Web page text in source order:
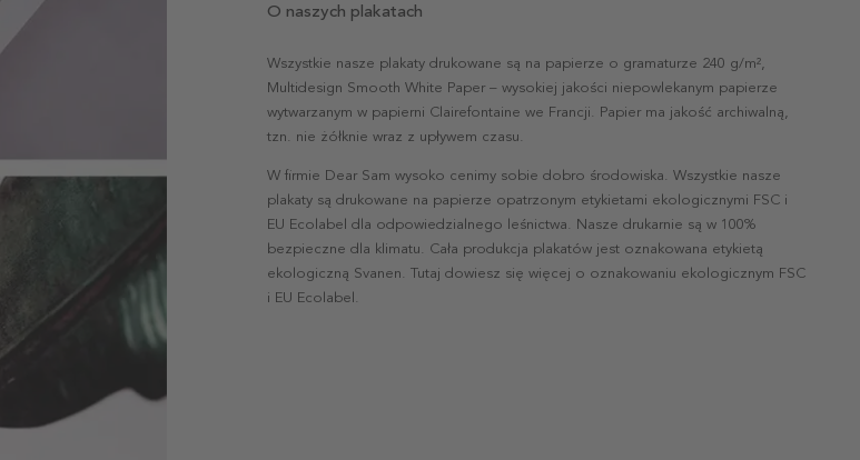
O naszych plakatach
Wszystkie nasze plakaty drukowane są na papierze o gramaturze 240 g/m²,
Multidesign Smooth White Paper – wysokiej jakości niepowlekanym papierze
wytwarzanym w papierni Clairefontaine we Francji. Papier ma jakość archiwalną,
tzn. nie żółknie wraz z upływem czasu.
W firmie Dear Sam wysoko cenimy sobie dobro środowiska. Wszystkie nasze
plakaty są drukowane na papierze opatrzonym etykietami ekologicznymi FSC i
EU Ecolabel dla odpowiedzialnego leśnictwa. Nasze drukarnie są w 100%
bezpieczne dla klimatu. Cała produkcja plakatów jest oznakowana etykietą
ekologiczną Svanen. Tutaj dowiesz się więcej o oznakowaniu ekologicznym FSC
i EU Ecolabel.